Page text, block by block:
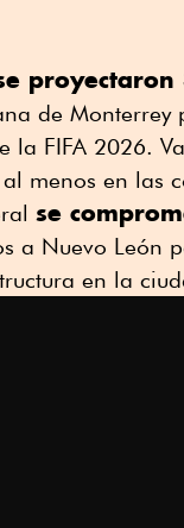
de
la FIFA 2026.
menos en las
se
a Nuevo León
en la